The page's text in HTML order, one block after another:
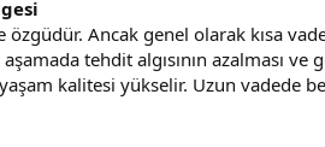
Ancak genel olarak kısa
tehdit algısının azalması
kalitesi yükselir. Uzun vadede